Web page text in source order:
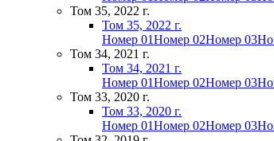
Том 35, 2022 г.
Том 35, 2022 г.
Номер 01Номер 02Номер 03
Том 34, 2021 г.
Том 34, 2021 г.
Номер 01Номер 02Номер 03
Том 33, 2020 г.
Том 33, 2020 г.
Номер 01Номер 02Номер 03